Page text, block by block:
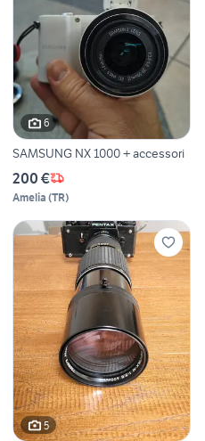
6
SAMSUNG NX 1000 + accessori
200 €
Amelia (TR)
5